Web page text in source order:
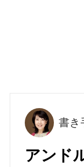
書き
アンド